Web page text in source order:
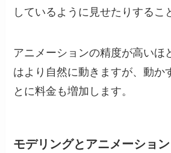
しているように見せたりするこ
アニメーションの精度が高いほ
はより自然に動きますが、動か
とに料金も増加します。
モデリングとアニメーショ